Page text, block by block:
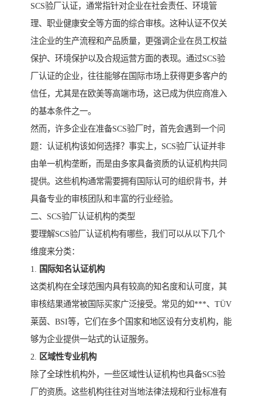
SCS验厂认证，通常指针对企业在社会责任、环境管
理、职业健康安全等方面的综合审核。这种认证不仅关
注企业的生产流程和产品质量，更强调企业在员工权益
保护、环境保护以及合规运营方面的表现。通过SCS验
厂认证的企业，往往能够在国际市场上获得更多客户的
信任，尤其是在欧美等高端市场，这已成为供应商准入
的基本条件之一。
然而，许多企业在准备SCS验厂时，首先会遇到一个问
题：认证机构该如何选择？事实上，SCS验厂认证并非
由单一机构垄断，而是由多家具备资质的认证机构共同
提供。这些机构通常需要拥有国际认可的组织背书，并
具备专业的审核团队和丰富的行业经验。
二、SCS验厂认证机构的类型
要理解SCS验厂认证机构有哪些，我们可以从以下几个
维度来分类：
1.
国际知名认证机构
这类机构在全球范围内具有较高的知名度和认可度，其
审核结果通常被国际买家广泛接受。常见的如***、TÜV
莱茵、BSI等，它们在多个国家和地区设有分支机构，能
够为企业提供一站式的认证服务。
2.
区域性专业机构
除了全球性机构外，一些区域性认证机构也具备SCS验
厂的资质。这些机构往往对当地法律法规和行业标准有